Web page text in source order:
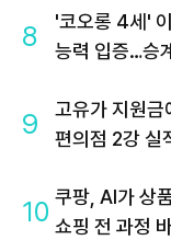
8
'코오롱 4세'
능력 입증…승
9
고유가 지원금
편의점 2강 실
10 쿠팡, AI가 상
쇼핑 전 과정